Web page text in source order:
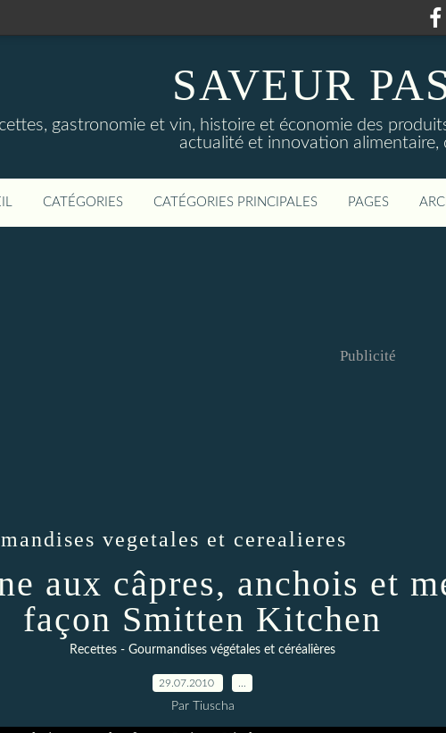
SAVEUR
gastronomie et vin, histoire et économie des
actualité et innovation alimentaire,
CATÉGORIES CATÉGORIES PRINCIPALES PAGES
Publicité
vegetales et cerealieres
aux câpres, anchois et
façon Smitten Kitchen
Recettes - Gourmandises végétales et céréalières
29.07.2010
Par Tiuscha